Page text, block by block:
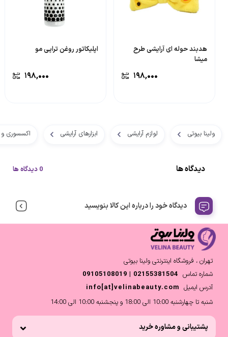
هدبند حوله ای آرایشی طرح
میشا
۱۹۸,۰۰۰
اپلیکاتور روغن تراپی مو
۱۹۸,۰۰۰
ولینا بیوتی لوازم آرایشی ابزارهای آرایشی اکسسوری و
دیدگاه ها 0 دیدگاه ها
دیدگاه خود را درباره این کالا بنویسید
تهران ، فروشگاه اینترنتی ولینا بیوتی
شماره تماس 02155381504 | 09105108019
آدرس ایمیل info[at]velinabeauty.com
شنبه تا چهارشنبه 10:00 الی 18:00 و پنجشنبه 10:00 الی 14:00
پشتیبانی و مشاوره خرید